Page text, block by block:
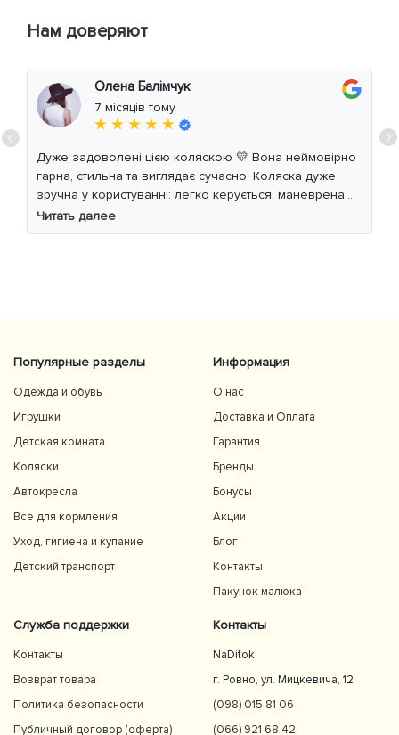
Нам доверяют
Олена Балімчук
7 місяців тому
★ ★ ★ ★ ★
Дуже задоволені цією коляскою 💛 Вона неймовірно
гарна, стильна та виглядає сучасно. Коляска дуже
зручна у користуванні: легко керується, маневрена,
м’який хід навіть по нерівній дорозі. Дитині
комфортно, просторе сидіння та великий капюшон
Читать далее
Популярные разделы
Одежда и обувь
Игрушки
Детская комната
Коляски
Автокресла
Все для кормления
Уход, гигиена и купание
Детский транспорт
Информация
О нас
Доставка и Оплата
Гарантия
Бренды
Бонусы
Акции
Блог
Контакты
Пакунок малюка
Служба поддержки
Контакты
Возврат товара
Политика безопасности
Публичный договор (оферта)
Контакты
NaDitok
г. Ровно, ул. Мицкевича, 12
(098) 015 81 06
(066) 921 68 42